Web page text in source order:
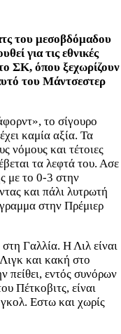
του μεσοβδόμαδου
για τις εθνικές
ΣΚ, όπου ξεχωρίζουν
του Μάντσεστερ
το σίγουρο
καμία αξία. Τα
νόμους και τέτοιες
τα λεφτά του. Ασε
με το 0-3 στην
και πάλι λυτρωτή
στην Πρέμιερ
Γαλλία. Η Λιλ είναι
και κακή στο
πείθει, εντός συνόρων
Πέτκοβιτς, είναι
Εστω και χωρίς